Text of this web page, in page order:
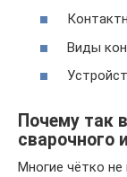
Виды
Почему так
сварочного
Многие чётко